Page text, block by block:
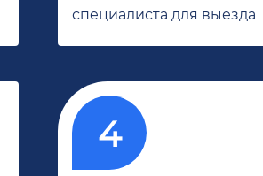
специалиста для выезда